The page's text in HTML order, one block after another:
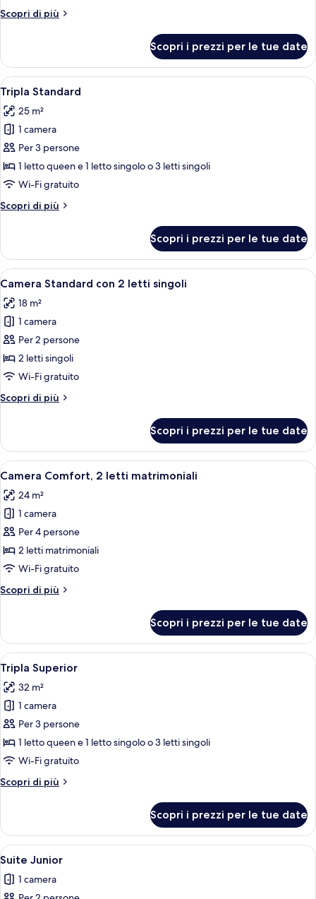
Scopri di più
Altri
Superior
Scopri i prezzi per le tue date
Apri
tutte
le
foto
per
Tripla
Standard
Una camera d'albergo con un letto,
4
Tripla Standard
25 m²
1 camera
Per 3 persone
1 letto queen e 1 letto singolo o 3 letti singoli
Wi-Fi gratuito
Scopri di più
Altri
Standard
Scopri i prezzi per le tue date
Apri
tutte
le
foto
per
Camera
Standard
2
Una camera d'albergo con due letti,
2
Camera Standard con 2 letti singoli
18 m²
1 camera
Per 2 persone
2 letti singoli
Wi-Fi gratuito
Scopri di più
Altri
Standard
con
2
singoli
Scopri i prezzi per le tue date
Apri
tutte
le
foto
per
Camera
Comfort,
letti
Una camera d'albergo con due letti,
5
Camera Comfort, 2 letti matrimoniali
24 m²
1 camera
Per 4 persone
2 letti matrimoniali
Wi-Fi gratuito
Scopri di più
Altri
Comfort,
letti
matrimoniali
Scopri i prezzi per le tue date
Apri
tutte
le
foto
per
Tripla
Superior
Camera d'albergo con due letti
5
Tripla Superior
32 m²
1 camera
Per 3 persone
1 letto queen e 1 letto singolo o 3 letti singoli
Wi-Fi gratuito
Scopri di più
Altri
Superior
Scopri i prezzi per le tue date
Apri
tutte
le
Camera d'albergo con un letto
4
Suite Junior
1 camera